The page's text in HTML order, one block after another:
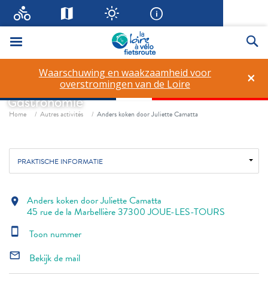
Menu
×
Waarschuwing en waakzaamheid voor
overstromingen van de Loire
Anders koken door Juliette
Camatta
Gastronomie
Fil d'ariane
Home Autres activités Anders koken door Juliette Camatta
PRAKTISCHE INFORMATIE
location_on Anders koken door Juliette Camatta
45 rue de la Marbellière 37300 JOUE-LES-TOURS
smartphone Toon nummer
mail_outline Bekijk de mail